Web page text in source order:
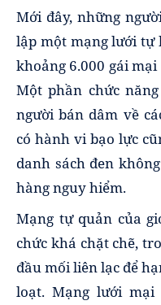
Mới đây, những
lập một mạng lưới tự
khoảng 6.000 gái
Một phần chức
người bán dâm về
có hành vi bạo lực
danh sách đen
hàng nguy hiểm.
Mạng tự quản của
chức khá chặt chẽ,
đầu mối liên lạc để
loạt. Mạng lưới mại